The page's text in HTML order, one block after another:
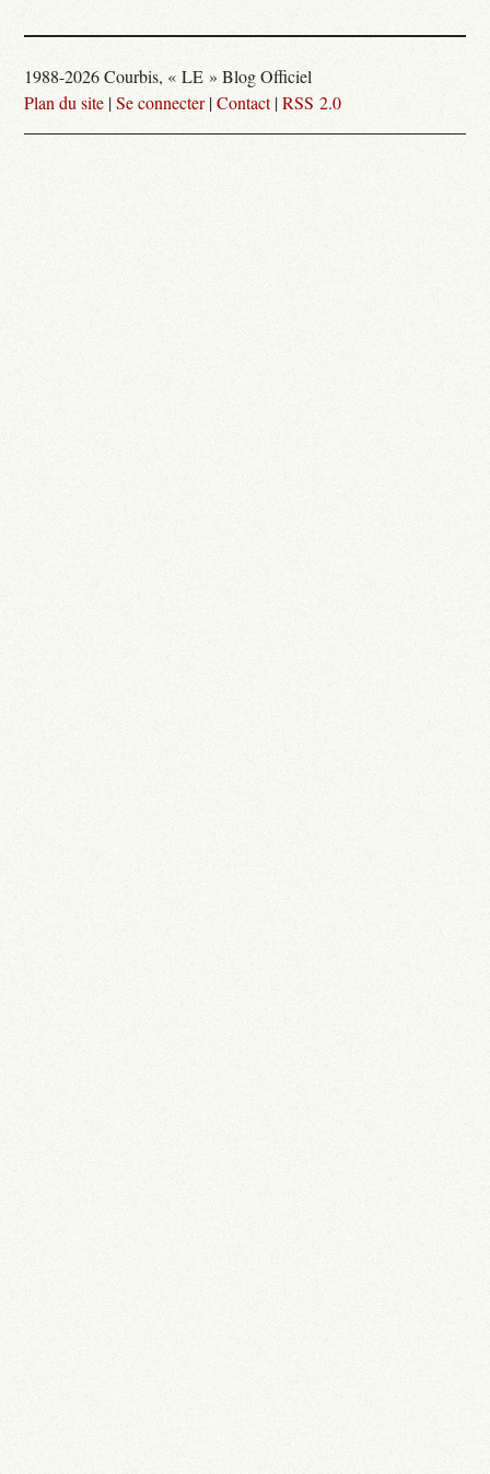
1988-2026 Courbis, « LE » Blog Officiel
Plan du site |Se connecter|Contact|RSS 2.0